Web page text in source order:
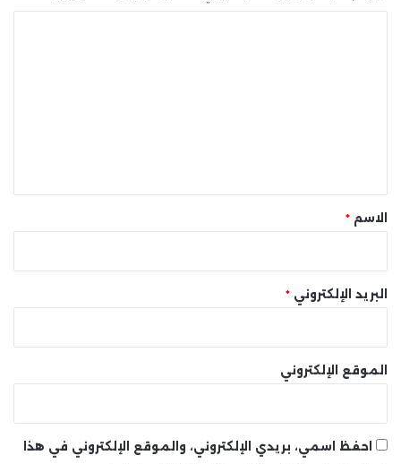
* الاسم *
البريد الإلكتروني *
الموقع الإلكتروني
احفظ اسمي، بريدي الإلكتروني، والموقع الإلكتروني في هذا